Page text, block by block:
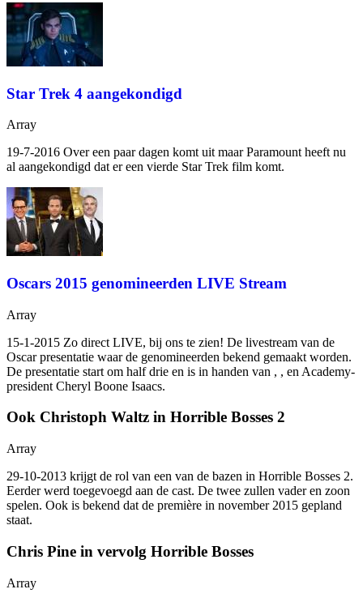
Star Trek 4 aangekondigd
Array
19-7-2016 Over een paar dagen komt uit maar Paramount heeft nu
al aangekondigd dat er een vierde Star Trek film komt.
Oscars 2015 genomineerden LIVE Stream
Array
15-1-2015 Zo direct LIVE, bij ons te zien! De livestream van de
Oscar presentatie waar de genomineerden bekend gemaakt worden.
De presentatie start om half drie en is in handen van , , en Academy-
president Cheryl Boone Isaacs.
Ook Christoph Waltz in Horrible Bosses 2
Array
29-10-2013 krijgt de rol van een van de bazen in Horrible Bosses 2.
Eerder werd toegevoegd aan de cast. De twee zullen vader en zoon
spelen. Ook is bekend dat de première in november 2015 gepland
staat.
Chris Pine in vervolg Horrible Bosses
Array